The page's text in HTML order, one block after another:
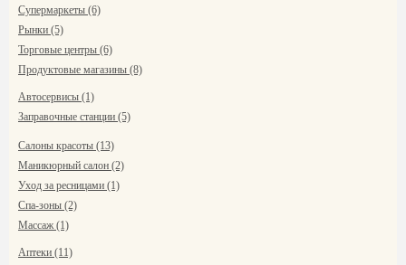
Супермаркеты (6)
Рынки (5)
Торговые центры (6)
Продуктовые магазины (8)
Автосервисы (1)
Заправочные станции (5)
Салоны красоты (13)
Маникюрный салон (2)
Уход за ресницами (1)
Спа-зоны (2)
Массаж (1)
Аптеки (11)